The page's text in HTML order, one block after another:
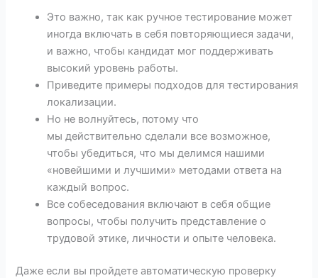
Это важно, так как ручное тестирование может
иногда включать в себя повторяющиеся задачи,
и важно, чтобы кандидат мог поддерживать
высокий уровень работы.
Приведите примеры подходов для тестирования
локализации.
Но не волнуйтесь, потому что
мы действительно сделали все возможное,
чтобы убедиться, что мы делимся нашими
«новейшими и лучшими» методами ответа на
каждый вопрос.
Все собеседования включают в себя общие
вопросы, чтобы получить представление о
трудовой этике, личности и опыте человека.
Даже если вы пройдете автоматическую проверку